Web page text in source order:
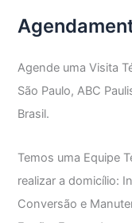
Agende uma Visita
São Paulo, ABC
Brasil.
Temos uma Equipe
realizar a domicílio:
Conversão e